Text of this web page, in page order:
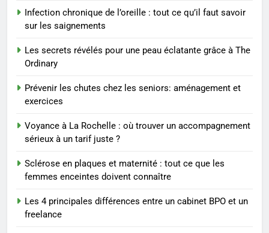
trouver un accompagnement
sérieux à un tarif juste ?
BIEN ÊTRE
1
reviennent chaque année
2
entreprise solide
ENTREPRISE
3
Infection chronique de l’oreille : tout ce qu’il faut savoir
sur les saignements
Les secrets révélés pour une peau éclatante grâce à The
Ordinary
Prévenir les chutes chez les seniors: aménagement et
exercices
Voyance à La Rochelle : où trouver un accompagnement
sérieux à un tarif juste ?
Sclérose en plaques et maternité : tout ce que les
femmes enceintes doivent connaître
Les 4 principales différences entre un cabinet BPO et un
freelance